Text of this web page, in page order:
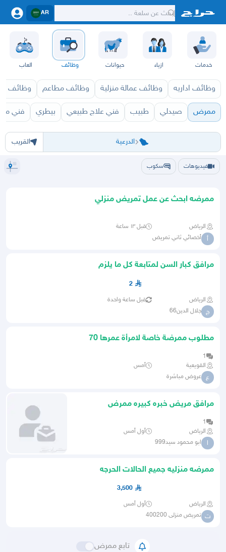
AR
خدمات ازياء حيوانات وظائف العاب
وظائف اداريه وظائف عمالة منزلية وظائف مطاعم وظائف
ممرض صيدلي طبيب فني علاج طبيعي بيطري فني
الدرعية
الرياض الدوادمي القويعيةالمجمعة
القريب
فيديوهات سكوب
ممرضه ابحث عن عمل تمريض منزلي
الرياض قبل ١٣ ساعة
أ أخصائي ثاني تمريض
مرافق كبار السن لمتابعة كل ما يلزم
2
الرياض قبل ساعة واحدة
ج جلال الدين66
مطلوب ممرضة خاصة لامرأة عمرها 70
1
القويعية
أمس
ع عروض مباشرة
مرافق مريض خبره كبيره ممرض
1
الرياض
أول أمس
ا ابو محمود سيد999
ممرضه منزليه جميع الحالات الحرجه
3,500
الرياض أول أمس
ت تمريض منزلى 400200
تابع ممرض